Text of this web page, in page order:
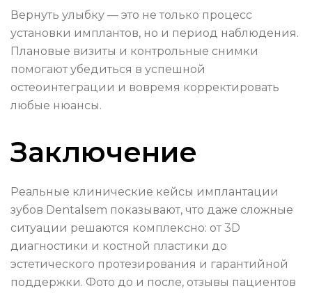
Вернуть улыбку — это не только процесс
установки имплантов, но и период наблюдения.
Плановые визиты и контрольные снимки
помогают убедиться в успешной
остеоинтеграции и вовремя корректировать
любые нюансы.
Заключение
Реальные клинические кейсы имплантации
зубов Dentalsem показывают, что даже сложные
ситуации решаются комплексно: от 3D
диагностики и костной пластики до
эстетического протезирования и гарантийной
поддержки. Фото до и после, отзывы пациентов